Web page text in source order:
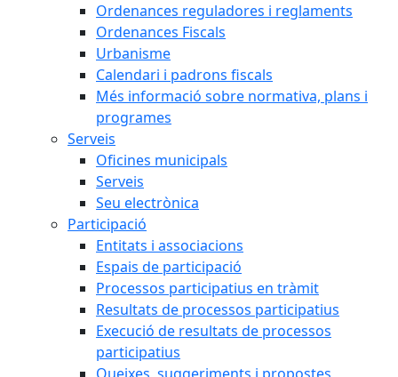
Ordenances reguladores i reglaments
Ordenances Fiscals
Urbanisme
Calendari i padrons fiscals
Més informació sobre normativa, plans i
programes
Serveis
Oficines municipals
Serveis
Seu electrònica
Participació
Entitats i associacions
Espais de participació
Processos participatius en tràmit
Resultats de processos participatius
Execució de resultats de processos
participatius